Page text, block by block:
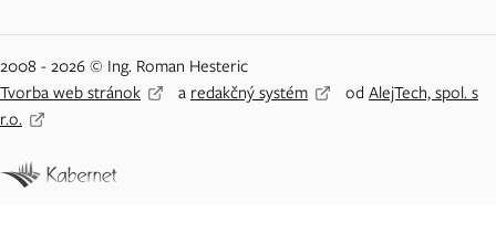
2008 - 2026 © Ing. Roman Hesteric
Tvorba web stránok
aredakčný systém od AlejTech, spol. s
r.o.